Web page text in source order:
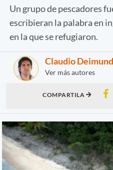
Un grupo de pescadores
escribieran la palabra en
en la que se refugiaron.
Claudio
Ver más autores
COMPARTILA